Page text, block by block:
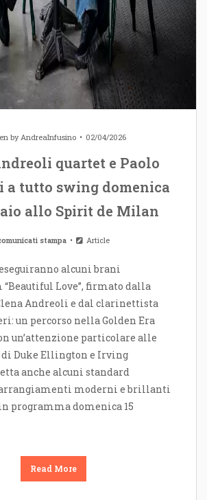
byAndreaInfusino 02/04/2026
quartet e Paolo
a tutto swing domenica
allo Spirit de Milan
stampa Article
alcuni brani
“Beautiful Love”, firmato dalla
Andreoli e dal clarinettista
un percorso nella Golden Era
un’attenzione particolare alle
Duke Ellington e Irving
anche alcuni standard
moderni e brillanti
programma domenica 15
Read More